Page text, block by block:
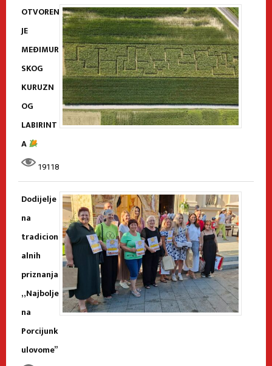
OTVOREN
JE
MEĐIMUR
SKOG
KURUZN
OG
LABIRINT
A
19118
Dodijelje
na
tradicion
alnih
priznanja
„Najbolje
na
Porcijunk
ulovome”